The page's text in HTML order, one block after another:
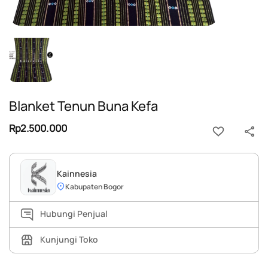
Blanket Tenun Buna Kefa
Rp2.500.000
Kainnesia
Kabupaten Bogor
Hubungi Penjual
Kunjungi Toko